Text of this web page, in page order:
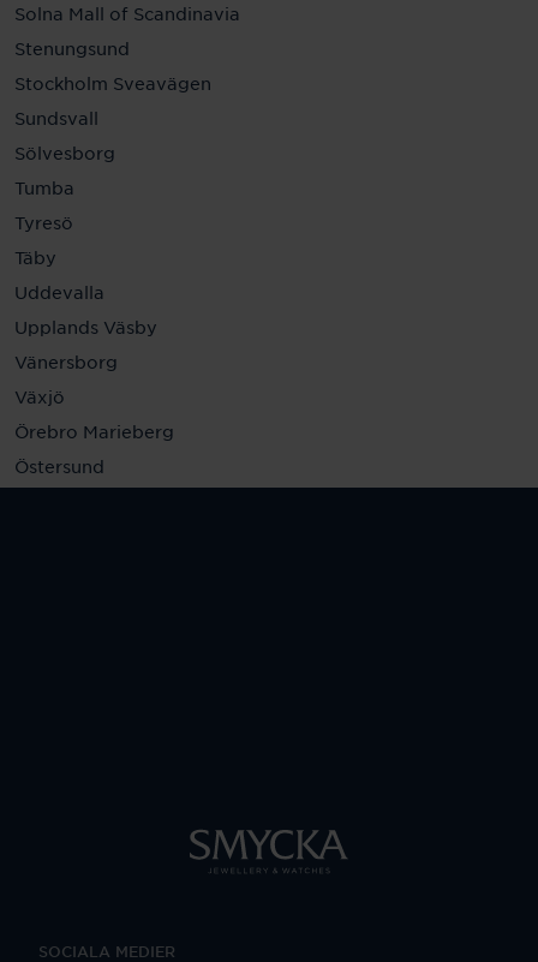
Solna Mall of Scandinavia
Stenungsund
Stockholm Sveavägen
Sundsvall
Sölvesborg
Tumba
Tyresö
Täby
Uddevalla
Upplands Väsby
Vänersborg
Växjö
Örebro Marieberg
Östersund
SOCIALA MEDIER